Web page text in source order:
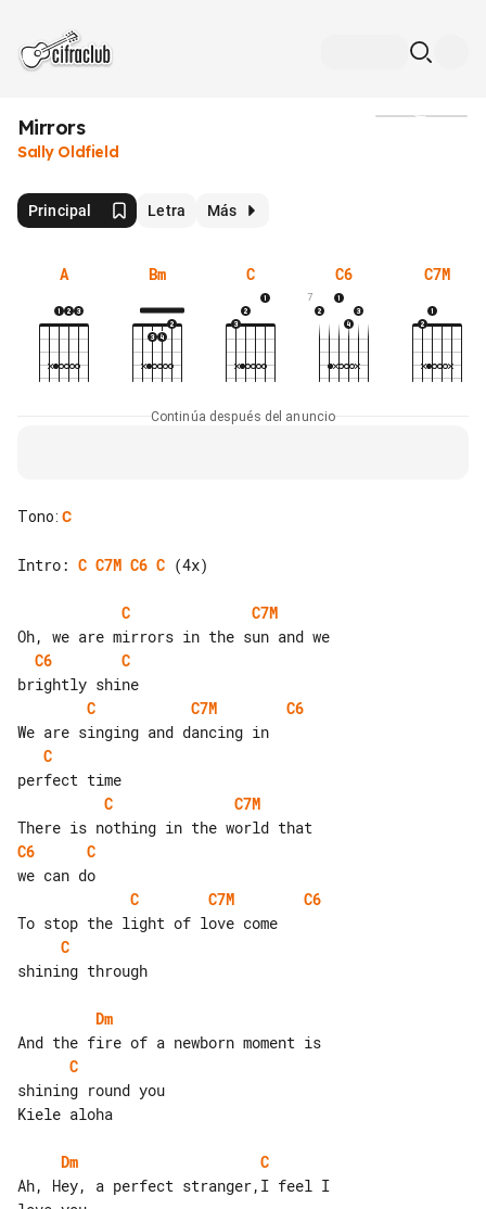
Mirrors
Sally Oldfield
Principal Letra Más
A Bm C C6
7
C7M
Continúa después del anuncio
Tono: C
Intro: C C7M C6 C (4x)
C
C7M
C6
C
C
C7M
C6
C
C
C7M
C6
C
C
C7M
C6
C
shining through
Dm
C
shining round you
Kiele aloha
Dm
C
Ah, Hey, a perfect stranger,I feel I